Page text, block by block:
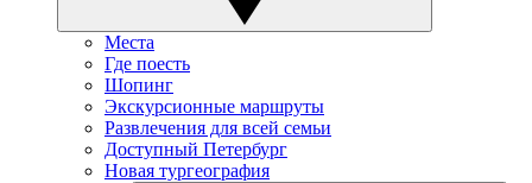
Места
Где поесть
Шопинг
Экскурсионные маршруты
Развлечения для всей семьи
Доступный Петербург
Новая тургеография